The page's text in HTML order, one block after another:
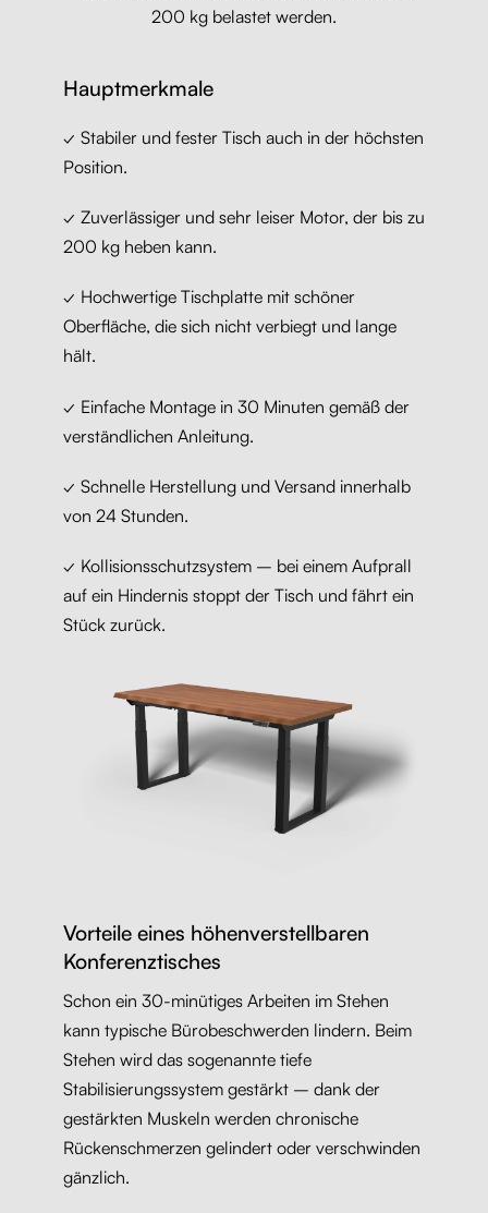
200 kg belastet werden.
Hauptmerkmale
✓ Stabiler und fester Tisch auch in der höchsten
Position.
✓ Zuverlässiger und sehr leiser Motor, der bis zu
200 kg heben kann.
✓ Hochwertige Tischplatte mit schöner
Oberfläche, die sich nicht verbiegt und lange
hält.
✓ Einfache Montage in 30 Minuten gemäß der
verständlichen Anleitung.
✓ Schnelle Herstellung und Versand innerhalb
von 24 Stunden.
✓ Kollisionsschutzsystem – bei einem Aufprall
auf ein Hindernis stoppt der Tisch und fährt ein
Stück zurück.
Vorteile eines höhenverstellbaren
Konferenztisches
Schon ein 30-minütiges Arbeiten im Stehen
kann typische Bürobeschwerden lindern. Beim
Stehen wird das sogenannte tiefe
Stabilisierungssystem gestärkt – dank der
gestärkten Muskeln werden chronische
Rückenschmerzen gelindert oder verschwinden
gänzlich.